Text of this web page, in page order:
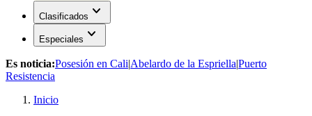
Clasificados expand_more
Especiales expand_more
Es noticia:Posesión en Cali|Abelardo de la Espriella|Puerto
Resistencia
Inicio